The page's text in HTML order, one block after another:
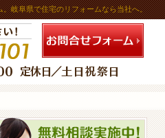
。岐阜県で住宅のリフォームなら当社へ。